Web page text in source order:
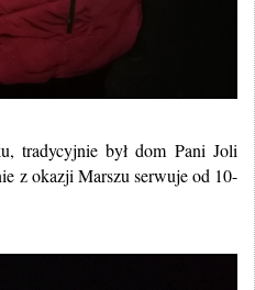
tradycyjnie był dom Pani Joli
z okazji Marszu serwuje od 10-